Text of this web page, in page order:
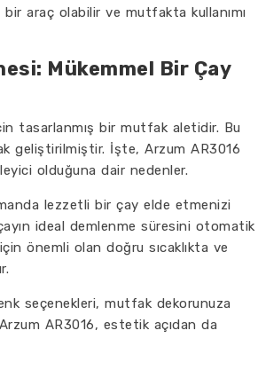
araç olabilir ve mutfakta kullanımı
Mükemmel Bir Çay
tasarlanmış bir mutfak aletidir. Bu
geliştirilmiştir. İşte, Arzum AR3016
olduğuna dair nedenler.
lezzetli bir çay elde etmenizi
ideal demlenme süresini otomatik
önemli olan doğru sıcaklıkta ve
seçenekleri, mutfak dekorunuza
AR3016, estetik açıdan da